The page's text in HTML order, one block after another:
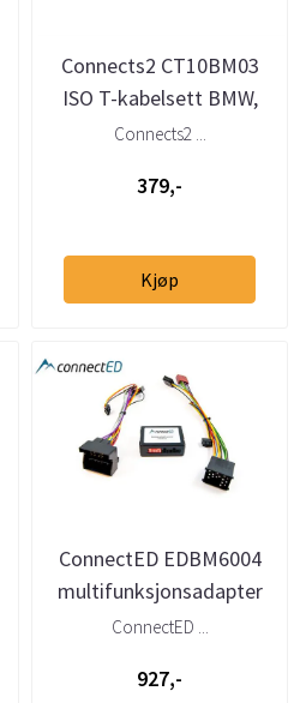
Connects2 CT10BM03
ISO T-kabelsett BMW,
Mini, Mercedes,
Connects2 ...
379,-
Kjøp
ConnectED EDBM6004
multifunksjonsadapter
BMW (1994–2010)
ConnectED ...
927,-